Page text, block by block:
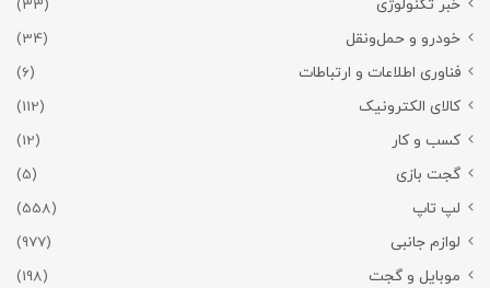
خبر تکنولوژی
(33)
خودرو و حمل‌و‌نقل
(34)
فناوری اطلاعات و ارتباطات
(6)
کالای الکترونیک
(112)
کسب و کار
(12)
گجت بازی
(5)
لپ تاپ
(558)
لوازم جانبی
(977)
موبایل و گجت
(198)